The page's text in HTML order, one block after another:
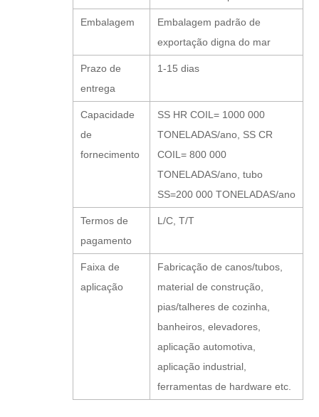
Embalagem
Embalagem padrão de
exportação digna do mar
Prazo de
entrega
1-15 dias
Capacidade
de
fornecimento
SS HR COIL= 1000 000
TONELADAS/ano, SS CR
COIL= 800 000
TONELADAS/ano, tubo
SS=200 000 TONELADAS/ano
Termos de
pagamento
L/C, T/T
Faixa de
aplicação
Fabricação de canos/tubos,
material de construção,
pias/talheres de cozinha,
banheiros, elevadores,
aplicação automotiva,
aplicação industrial,
ferramentas de hardware etc.